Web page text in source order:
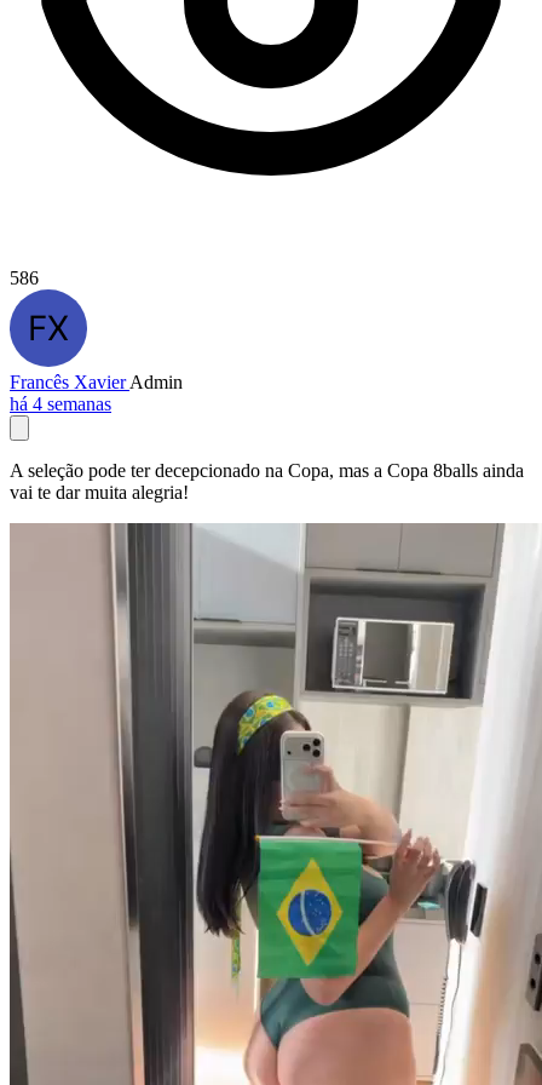
586
Francês XavierAdmin
há 4 semanas
A seleção pode ter decepcionado na Copa, mas a Copa 8balls ainda
vai te dar muita alegria!